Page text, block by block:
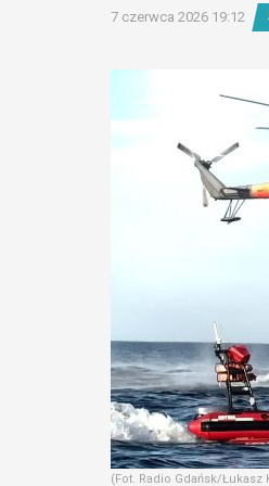
7 czerwca 2026 19:12
(Fot. Radio Gdańsk/Łukasz